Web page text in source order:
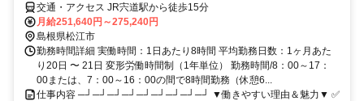
交通・アクセス JR宍道駅から徒歩15分
月給251,640円～275,240円
島根県松江市
勤務時間詳細 実働時間：1日あたり8時間 平均勤務日数：1ヶ月あた
り20日 〜 21日 変形労働時間制（1年単位） 勤務時間/8：00～17：
00または、7：00～16：00の間で8時間勤務（休憩6...
仕事内容 ─┘─┘─┘─┘─┘─┘─┘─┘─┘ ▼働きやすい理由＆魅力▼ ✅